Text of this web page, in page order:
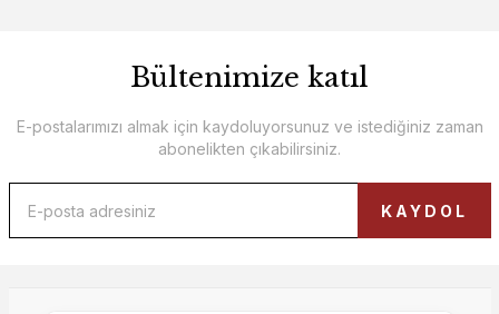
107.000,00 TL
Roma TV Ünitesi
Bültenimize katıl
E-postalarımızı almak için kaydoluyorsunuz ve istediğiniz zaman
abonelikten çıkabilirsiniz.
KAYDOL